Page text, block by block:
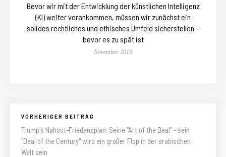
Bevor wir mit der Entwicklung der künstlichen Intelligenz
(KI) weiter vorankommen, müssen wir zunächst ein
solides rechtliches und ethisches Umfeld sicherstellen –
bevor es zu spät ist
November 2019
VORHERIGER BEITRAG
Trump's Nahost-Friedensplan: Seine "Art of the Deal" - sein
"Deal of the Century" wird ein großer Flop in der arabischen
Welt sein